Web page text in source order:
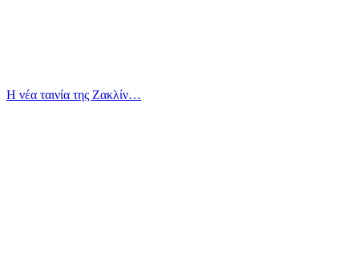
Η νέα ταινία της Ζακλίν…